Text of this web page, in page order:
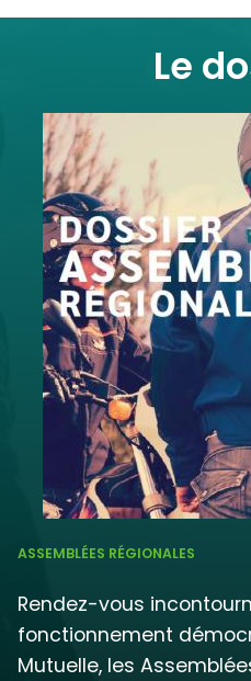
Le
ASSEMBLÉES RÉGIONALES
Rendez-vous
fonctionnement
Mutuelle, les